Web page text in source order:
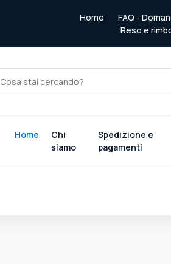
Home
FAQ -
Reso e
Home
Chi
siamo
Spedizione e
pagamenti